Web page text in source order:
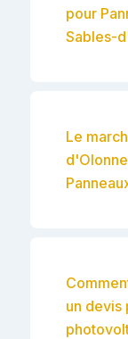
pour
Sables-
Le
un devis